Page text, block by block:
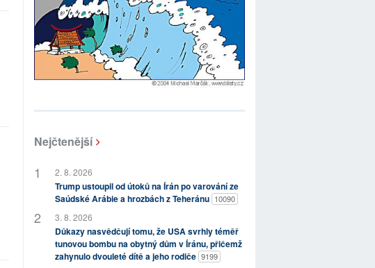
Nejčtenější
2. 8. 2026
Trump ustoupil od útoků na Írán po varování ze
Saúdské Arábie a hrozbách z Teheránu 10090
3. 8. 2026
Důkazy nasvědčují tomu, že USA svrhly téměř
tunovou bombu na obytný dům v Íránu, přičemž
zahynulo dvouleté dítě a jeho rodiče 9199